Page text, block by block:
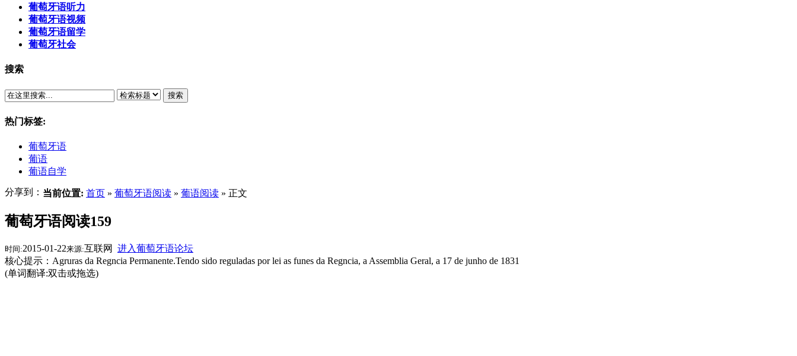
葡萄牙语听力
葡萄牙语视频
葡萄牙语留学
葡萄牙社会
搜索
搜索
热门标签:
葡萄牙语
葡语
葡语自学
分享到： 当前位置: 首页 » 葡萄牙语阅读 » 葡语阅读 » 正文
葡萄牙语阅读159
时间:2015-01-22来源:互联网 进入葡萄牙语论坛
核心提示：Agruras da Regncia Permanente.Tendo sido reguladas por lei as funes da Regncia, a Assemblia Geral, a 17 de junho de 1831
(单词翻译:双击或拖选)